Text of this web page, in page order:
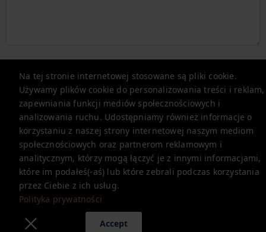
Na tej stronie internetowej stosowane są pliki cookie.
Używamy plików cookie do personalizowania treści i reklam,
zapewniania funkcji mediów społecznościowych i
analizowania ruchu. Udostępniamy również informacje o
korzystaniu z naszej strony internetowej naszym mediom
społecznościowych oraz partnerom reklamowym i
analitycznym, którzy mogą łączyć je z innymi informacjami,
które im podałeś(-aś) lub które zebrali podczas korzystania
przez Ciebie z ich usług.
Polityka prywatności
Accept
Prześlij
noclegi.renters.pl
zapytania@renters.pl
+48225115114
Polityka prywatności